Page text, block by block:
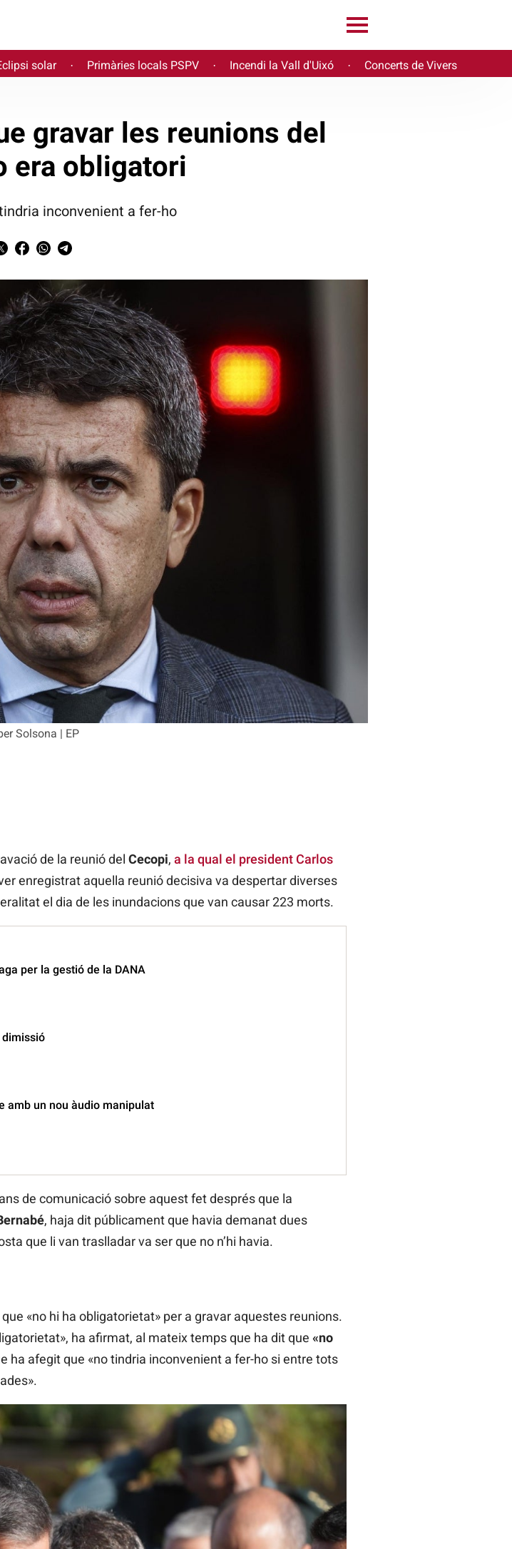
solar · Primàries locals PSPV · Incendi la Vall d'Uixó · Concerts de Vivers
Solsona | EP
gravar les reunions del
era obligatori
inconvenient a fer-ho
de la reunió del Cecopi, a la qual el president Carlos
enregistrat aquella reunió decisiva va despertar diverses
el dia de les inundacions que van causar 223 morts.
per la gestió de la DANA
amb un nou àudio manipulat
de comunicació sobre aquest fet després que la
, haja dit públicament que havia demanat dues
que li van traslladar va ser que no n’hi havia.
«no hi ha obligatorietat» per a gravar aquestes reunions.
ha afirmat, al mateix temps que ha dit que «no
ha afegit que «no tindria inconvenient a fer-ho si entre tots